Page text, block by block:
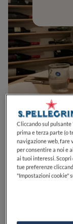
Piazza Cesare
Cliccando sul
prima e terza parte (o
navigazione web, fare
per consentire a noi e
ai tuoi interessi.
tue preferenze
"Impostazioni cookie"